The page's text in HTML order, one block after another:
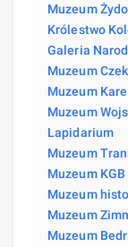
Muzeum
Królestwo
Galeria
Muzeum
Muzeum
Muzeum
Lapidarium
Muzeum
Muzeum KGB
Muzeum
Muzeum
Muzeum